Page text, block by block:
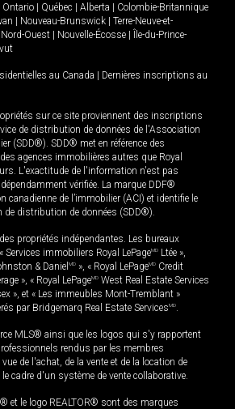
Ontario Québec Alberta
Colombie-Britannique
Nouveau-Brunswick
Terre-Neuve-et-
Ouest Nouvelle-Écosse
Île-du-Prince-
au Canada
Dernières inscriptions au
sur ce site proviennent des inscriptions
de distribution de données de l'Association
(SDD®). SDD® met en référence des
agences immobilières autres que Royal
L'exactitude de l'information n'est pas
vérifiée. La marque DDF®
canadienne de l’immobilier (ACI) et identifie le
de distribution de données (SDD®).
propriétés indépendantes. Les bureaux
Services immobiliers Royal LePageMD Ltée »,
& Daniel MD », « Royal LePageMD Credit
», « Royal LePageMD West Real Estate Services
», et « Les immeubles Mont-Tremblant »
par Bridgemarq Real Estate ServicesMD.
MLS® ainsi que les logos qui s'y rapportent
rendus par les membres
de l'achat, de la vente et de la location de
cadre d'un système de vente collaborative.
et le logo REALTOR® sont des marques